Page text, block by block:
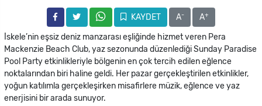
KAYDET A- A+
İskele’nin eşsiz deniz manzarası eşliğinde hizmet veren Pera
Mackenzie Beach Club, yaz sezonunda düzenlediği Sunday Paradise
Pool Party etkinlikleriyle bölgenin en çok tercih edilen eğlence
noktalarından biri haline geldi. Her pazar gerçekleştirilen etkinlikler,
yoğun katılımla gerçekleşirken misafirlere müzik, eğlence ve yaz
enerjisini bir arada sunuyor.